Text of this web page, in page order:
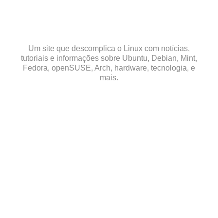
Um site que descomplica o Linux com notícias,
tutoriais e informações sobre Ubuntu, Debian, Mint,
Fedora, openSUSE, Arch, hardware, tecnologia, e
mais.